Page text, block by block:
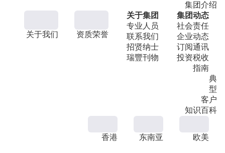
集团介绍
关于我们 资质荣誉
关于集团
专业人员
联系我们
招贤纳士
瑞豐刊物
集团动态
社会责任
企业动态
订阅通讯
投资税收
指南
典
型
客户
知识百科
香港 东南亚 欧美